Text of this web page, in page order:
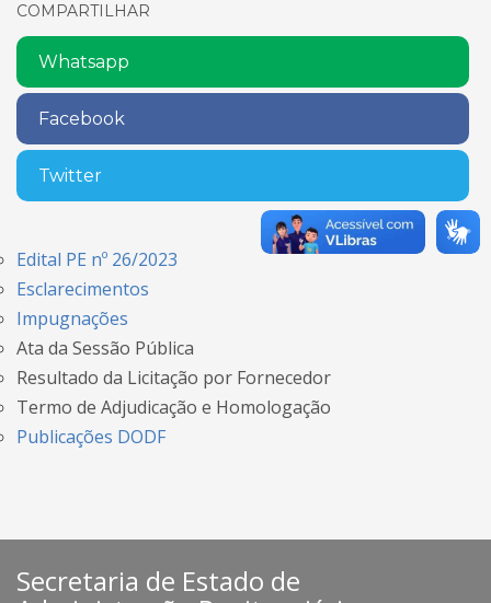
COMPARTILHAR
Whatsapp
Facebook
Twitter
Edital PE nº 26/2023
Esclarecimentos
Impugnações
Ata da Sessão Pública
Resultado da Licitação por Fornecedor
Termo de Adjudicação e Homologação
Publicações DODF
Secretaria de Estado de